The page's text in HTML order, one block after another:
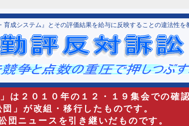
育成システム』とその評価結果を給与に反映することの違法性を
は２０１０年の１２・１９集会での確
団」が改組・移行したものです。
団ニュースを引き継いだものです。